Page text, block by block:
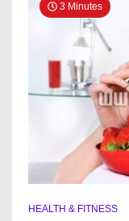
3 Minutes
HEALTH & FITNESS